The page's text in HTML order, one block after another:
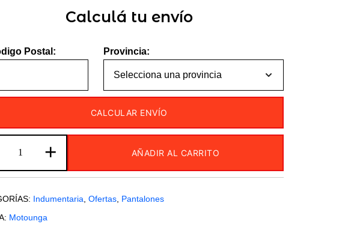
Calculá tu envío
Postal: Provincia:
CALCULAR ENVÍO
pantalón
de
Jama
de
+ AÑADIR AL CARRITO
Indumentaria Ofertas Pantalones
Motounga